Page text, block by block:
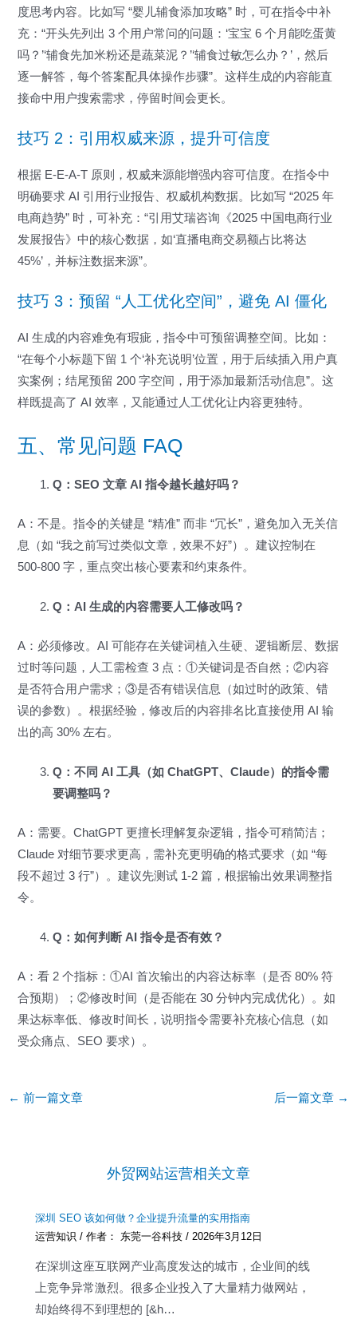
度思考内容。比如写 “婴儿辅食添加攻略” 时，可在指令中补
充：“开头先列出 3 个用户常问的问题：‘宝宝 6 个月能吃蛋黄
吗？’‘辅食先加米粉还是蔬菜泥？’‘辅食过敏怎么办？’，然后
逐一解答，每个答案配具体操作步骤”。这样生成的内容能直
接命中用户搜索需求，停留时间会更长。
技巧 2：引用权威来源，提升可信度
根据 E-E-A-T 原则，权威来源能增强内容可信度。在指令中
明确要求 AI 引用行业报告、权威机构数据。比如写 “2025 年
电商趋势” 时，可补充：“引用艾瑞咨询《2025 中国电商行业
发展报告》中的核心数据，如‘直播电商交易额占比将达
45%’，并标注数据来源”。
技巧 3：预留 “人工优化空间”，避免 AI 僵化
AI 生成的内容难免有瑕疵，指令中可预留调整空间。比如：
“在每个小标题下留 1 个‘补充说明’位置，用于后续插入用户真
实案例；结尾预留 200 字空间，用于添加最新活动信息”。这
样既提高了 AI 效率，又能通过人工优化让内容更独特。
五、常见问题 FAQ
Q：SEO 文章 AI 指令越长越好吗？
A：不是。指令的关键是 “精准” 而非 “冗长”，避免加入无关信
息（如 “我之前写过类似文章，效果不好”）。建议控制在
500-800 字，重点突出核心要素和约束条件。
Q：AI 生成的内容需要人工修改吗？
A：必须修改。AI 可能存在关键词植入生硬、逻辑断层、数据
过时等问题，人工需检查 3 点：①关键词是否自然；②内容
是否符合用户需求；③是否有错误信息（如过时的政策、错
误的参数）。根据经验，修改后的内容排名比直接使用 AI 输
出的高 30% 左右。
Q：不同 AI 工具（如 ChatGPT、Claude）的指令需
要调整吗？
A：需要。ChatGPT 更擅长理解复杂逻辑，指令可稍简洁；
Claude 对细节要求更高，需补充更明确的格式要求（如 “每
段不超过 3 行”）。建议先测试 1-2 篇，根据输出效果调整指
令。
Q：如何判断 AI 指令是否有效？
A：看 2 个指标：①AI 首次输出的内容达标率（是否 80% 符
合预期）；②修改时间（是否能在 30 分钟内完成优化）。如
果达标率低、修改时间长，说明指令需要补充核心信息（如
受众痛点、SEO 要求）。
Post
← 前一篇文章 后一篇文章 →
外贸网站运营相关文章
深圳 SEO 该如何做？企业提升流量的实用指南
运营知识 / 作者： 东莞一谷科技/ 2026年3月12日
在深圳这座互联网产业高度发达的城市，企业间的线
上竞争异常激烈。很多企业投入了大量精力做网站，
却始终得不到理想的 [&h…